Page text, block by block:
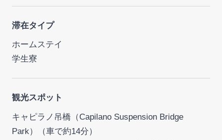
滞在タイプ
ホームステイ
学生寮
観光スポット
キャピラノ吊橋（Capilano Suspension Bridge
Park）（車で約14分）